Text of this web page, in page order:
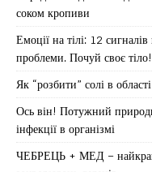
соком кропиви
Емоції на тілі: 12
проблеми. Почуй своє тіло!
Як “розбити” солі в
Ось він! Потужний
інфекції в організмі
ЧЕБРЕЦЬ + МЕД –